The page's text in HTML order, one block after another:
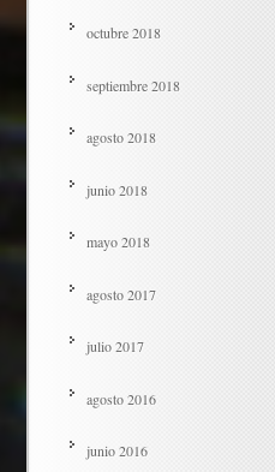
octubre 2018
septiembre 2018
agosto 2018
junio 2018
mayo 2018
agosto 2017
julio 2017
agosto 2016
junio 2016